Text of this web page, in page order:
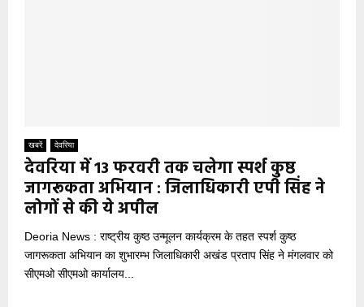
खबरें देवरिया
देवरिया में 13 फरवरी तक चलेगा स्पर्श कुष्ठ
जागरूकता अभियान : जिलाधिकारी एपी सिंह ने
लोगों से की ये अपील
Deoria News : राष्ट्रीय कुष्ठ उन्मूलन कार्यक्रम के तहत स्पर्श कुष्ठ
जागरूकता अभियान का शुभारम्भ जिलाधिकारी अखंड प्रताप सिंह ने मंगलवार को
सीएमओ सीएमओ कार्यालय...